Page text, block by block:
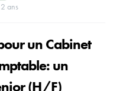
ans
un Cabinet
un
(H/F)